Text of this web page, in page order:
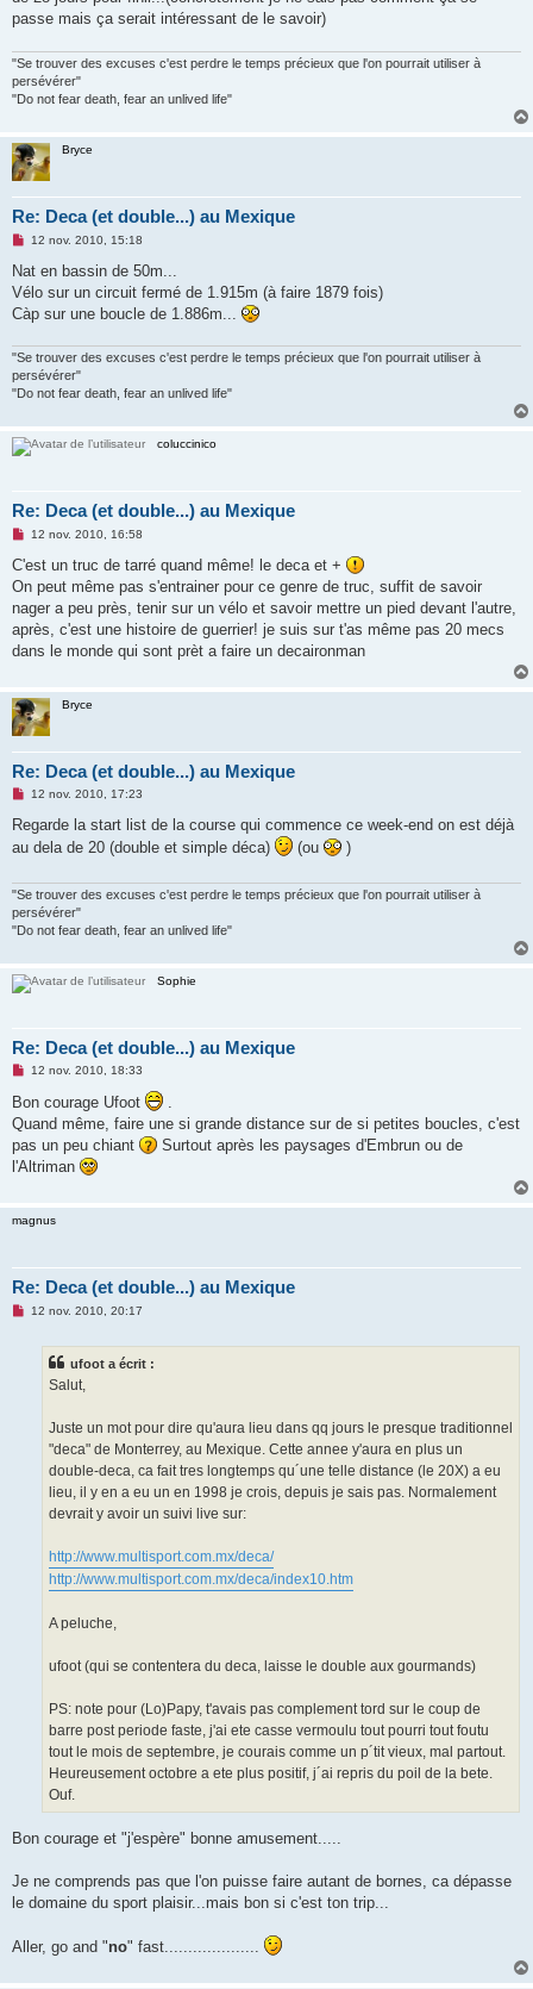
l
passe mais ça serait intéressant de le savoir)
"Se trouver des excuses c'est perdre le temps précieux que l'on pourrait utiliser à
persévérer"
"Do not fear death, fear an unlived life"
Bryce
Re: Deca (et double...) au Mexique
M
s
a
g
e
o
l
u
12 nov. 2010, 15:18
Nat en bassin de 50m...
Vélo sur un circuit fermé de 1.915m (à faire 1879 fois)
Càp sur une boucle de 1.886m...
"Se trouver des excuses c'est perdre le temps précieux que l'on pourrait utiliser à
persévérer"
"Do not fear death, fear an unlived life"
coluccinico
Re: Deca (et double...) au Mexique
M
s
a
g
e
n
o
u
12 nov. 2010, 16:58
C'est un truc de tarré quand même! le deca et +
On peut même pas s'entrainer pour ce genre de truc, suffit de savoir
nager a peu près, tenir sur un vélo et savoir mettre un pied devant l'autre,
après, c'est une histoire de guerrier! je suis sur t'as même pas 20 mecs
dans le monde qui sont prèt a faire un decaironman
Bryce
Re: Deca (et double...) au Mexique
M
s
a
n
n
l
12 nov. 2010, 17:23
Regarde la start list de la course qui commence ce week-end on est déjà
au dela de 20 (double et simple déca)
(ou )
"Se trouver des excuses c'est perdre le temps précieux que l'on pourrait utiliser à
persévérer"
"Do not fear death, fear an unlived life"
Sophie
Re: Deca (et double...) au Mexique
M
s
a
g
n
u
12 nov. 2010, 18:33
Bon courage Ufoot
.
Quand même, faire une si grande distance sur de si petites boucles, c'est
pas un peu chiant
Surtout après les paysages d'Embrun ou de
l'Altriman
magnus
Re: Deca (et double...) au Mexique
M12 nov. 2010, 20:17
ufoot a écrit :
Salut,
Juste un mot pour dire qu'aura lieu dans qq jours le presque traditionnel
"deca" de Monterrey, au Mexique. Cette annee y'aura en plus un
double-deca, ca fait tres longtemps qu´une telle distance (le 20X) a eu
lieu, il y en a eu un en 1998 je crois, depuis je sais pas. Normalement
devrait y avoir un suivi live sur:
http://www.multisport.com.mx/deca/
http://www.multisport.com.mx/deca/index10.htm
A peluche,
ufoot (qui se contentera du deca, laisse le double aux gourmands)
PS: note pour (Lo)Papy, t'avais pas complement tord sur le coup de
barre post periode faste, j'ai ete casse vermoulu tout pourri tout foutu
tout le mois de septembre, je courais comme un p´tit vieux, mal partout.
Heureusement octobre a ete plus positif, j´ai repris du poil de la bete.
Ouf.
Bon courage et "j'espère" bonne amusement.....
Je ne comprends pas que l'on puisse faire autant de bornes, ca dépasse
le domaine du sport plaisir...mais bon si c'est ton trip...
Aller, go and "no" fast....................